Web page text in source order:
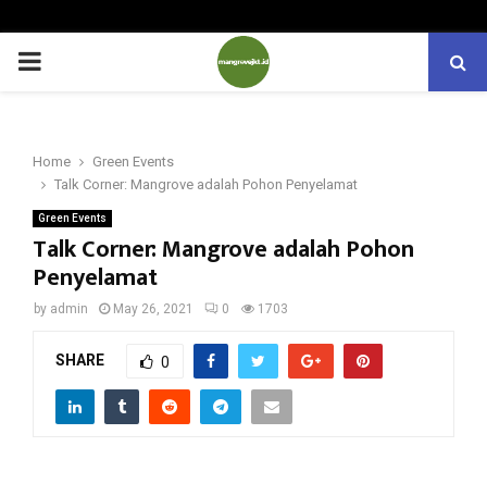
PRIMARY
Home
Green Events
Talk Corner: Mangrove adalah Pohon Penyelamat
Green Events
Talk Corner: Mangrove adalah Pohon
Penyelamat
by admin May 26, 2021 0 1703
SHARE 0